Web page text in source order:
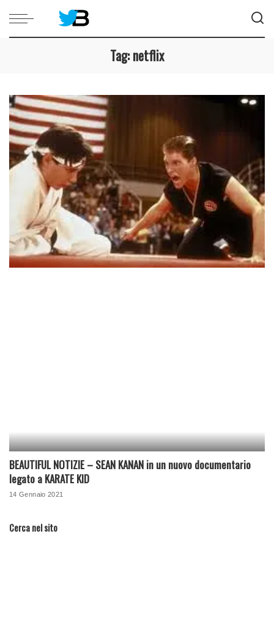
Tag:netflix
BEAUTIFUL NOTIZIE – SEAN KANAN in un nuovo documentario
legato a KARATE KID
14 Gennaio 2021
Cerca nel sito